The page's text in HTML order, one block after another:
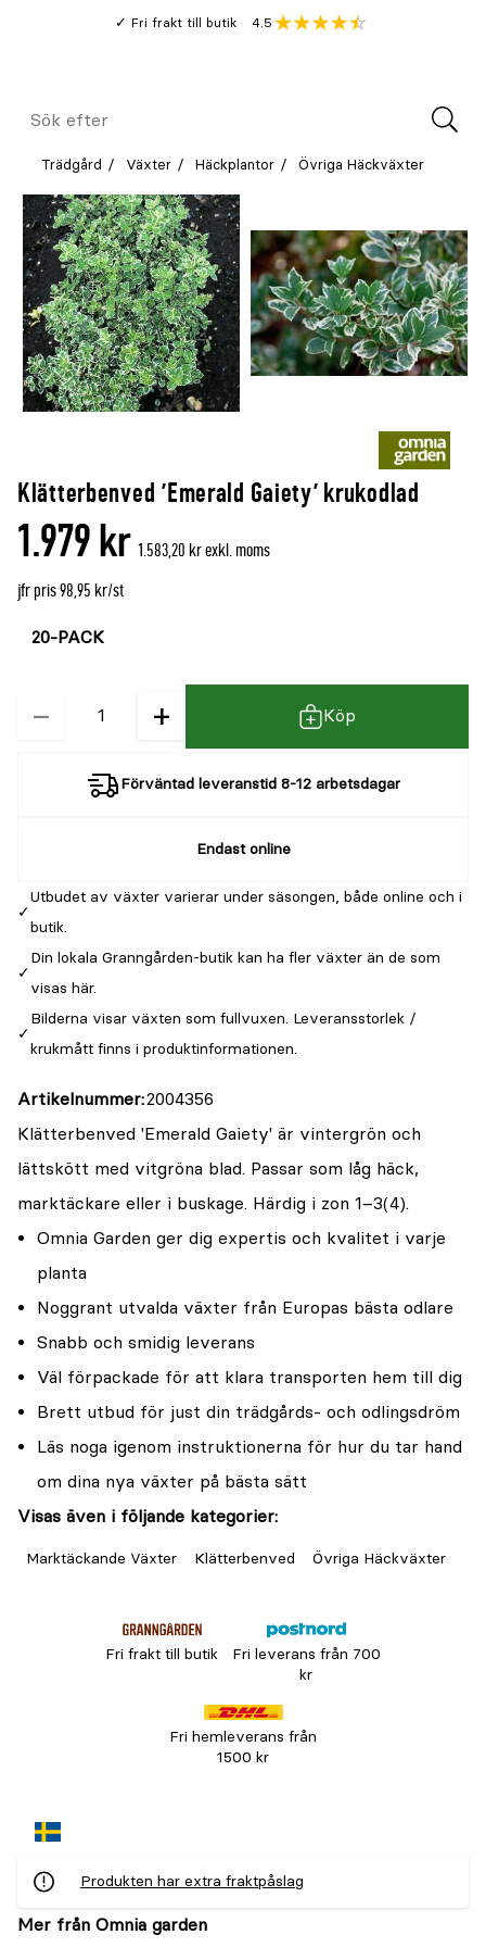
Fri frakt till butik
Genomsnitt
4.5
Meny
Sök
Trädgård Växter Häckplantor Övriga Häckväxter
Klätterbenved 'Emerald Gaiety' krukodlad
1.979 kr 1.583,20 kr exkl. moms
jfr pris 98,95 kr/st
− + Köp
Förväntad leveranstid 8-12 arbetsdagar
Endast online
Utbudet av växter varierar under säsongen, både online och i
butik.
Din lokala Granngården-butik kan ha fler växter än de som
visas här.
Bilderna visar växten som fullvuxen. Leveransstorlek /
krukmått finns i produktinformationen.
Artikelnummer 2004356
Klätterbenved 'Emerald Gaiety' är vintergrön och
lättskött med vitgröna blad. Passar som låg häck,
marktäckare eller i buskage. Härdig i zon 1–3(4).
Omnia Garden ger dig expertis och kvalitet i varje
planta
Noggrant utvalda växter från Europas bästa odlare
Snabb och smidig leverans
Väl förpackade för att klara transporten hem till dig
Brett utbud för just din trädgårds- och odlingsdröm
Läs noga igenom instruktionerna för hur du tar hand
om dina nya växter på bästa sätt
Visas även i följande kategorier:
Marktäckande Växter Klätterbenved Övriga Häckväxter
Fri frakt till butik
Fri leverans från 700
kr
Fri hemleverans från
1500 kr
Produkten har extra fraktpåslag
Mer från Omnia garden